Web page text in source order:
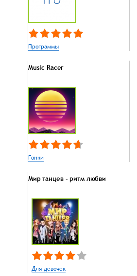
Программы
Music Racer
Гонки
Мир танцев - ритм любви
Для девочек